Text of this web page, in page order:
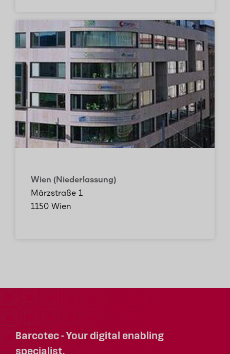
Wien (Niederlassung)
Märzstraße 1
1150 Wien
Barcotec - Your digital enabling
specialist.